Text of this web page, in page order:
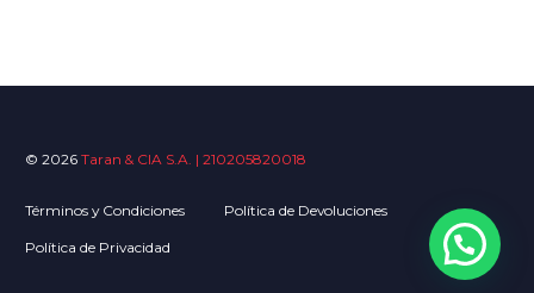
© 2026 Taran & CIA S.A. | 210205820018
Términos y Condiciones Política de Devoluciones
Política de Privacidad